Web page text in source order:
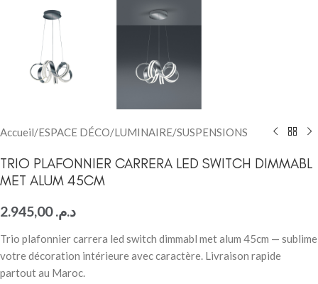
Accueil/ESPACE DÉCO/LUMINAIRE/SUSPENSIONS
TRIO PLAFONNIER CARRERA LED SWITCH DIMMABL
MET ALUM 45CM
د.م.2.945,00
Trio plafonnier carrera led switch dimmabl met alum 45cm — sublime
votre décoration intérieure avec caractère. Livraison rapide
partout au Maroc.